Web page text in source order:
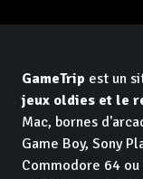
GameTrip est un
jeux oldies et le
Mac, bornes
Game Boy, Sony
Commodore 64